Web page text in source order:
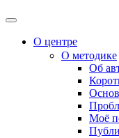
Меню
О центре
О методике
Об
Моё